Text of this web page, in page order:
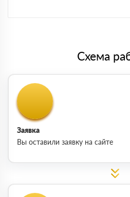
Схема
Заявка
Вы оставили заявку на сайте